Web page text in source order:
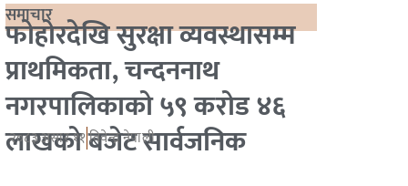
समाचार
फोहोरदेखि सुरक्षा व्यवस्थासम्म
प्राथमिकता, चन्दननाथ
नगरपालिकाको ५९ करोड ४६
लाखको बजेट सार्वजनिक
२०८३ असार ११विवेन्द्र नेपाली